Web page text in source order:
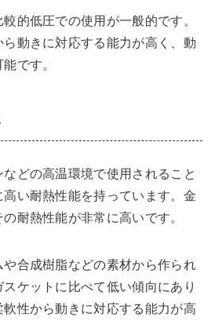
的低圧での使用が一般的です。
ら動きに対応する能力が高く、動
です。
どの高温環境で使用されること
い耐熱性能を持っています。金
耐熱性能が非常に高いです。
合成樹脂などの素材から作られ
ケットに比べて低い傾向にあり
軟性から動きに対応する能力が高